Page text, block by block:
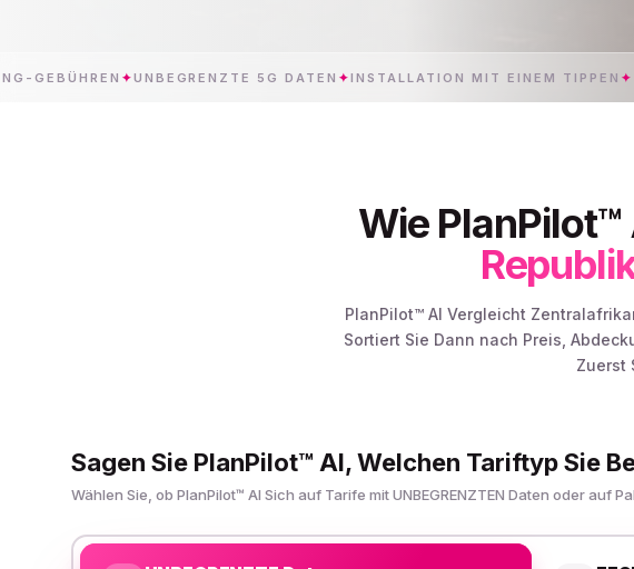
✦UNBEGRENZTE 5G DATEN ✦INSTALLATION MIT EINEM TIPPEN✦
Wie PlanPilot™
PlanPilot™ AI Vergleicht
Sortiert Sie Dann nach Preis,
Zuerst
Sagen Sie PlanPilot™ AI, Welchen Tariftyp Sie
Wählen Sie, ob PlanPilot™ AI Sich auf Tarife mit UNBEGRENZTEN Daten oder auf